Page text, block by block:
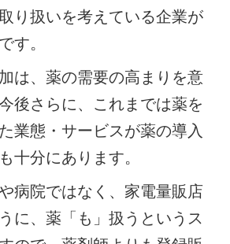
り扱いを考えている企業が
す。
は、薬の需要の高まりを意
後さらに、これまでは薬を
業態・サービスが薬の導入
十分にあります。
病院ではなく、家電量販店
に、薬「も」扱うというス